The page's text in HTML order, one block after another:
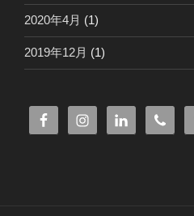
2020年4月 (1)
2019年12月 (1)